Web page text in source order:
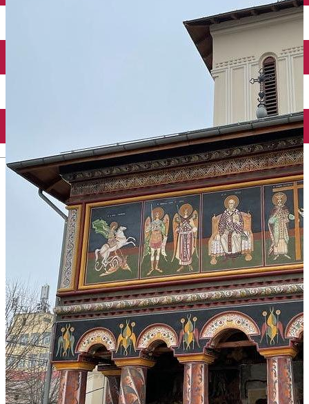
Încărcare vehicule electrice